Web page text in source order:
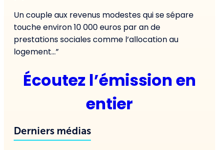
Un couple aux revenus modestes qui se sépare
touche environ 10 000 euros par an de
prestations sociales comme l’allocation au
logement…”
Écoutez l’émission en
entier
Derniers médias